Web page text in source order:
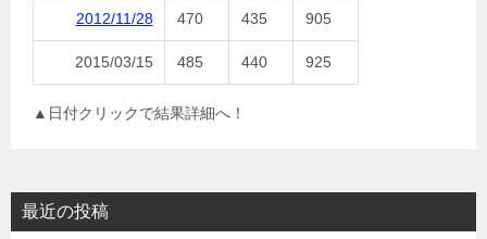
2012/11/28 470 435 905
2015/03/15 485 440 925
▲日付クリックで結果詳細へ！
最近の投稿